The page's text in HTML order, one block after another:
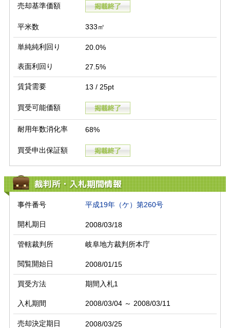
売却基準価額
平米数 333㎡
単純純利回り 20.0%
表面利回り 27.5%
賃貸需要 13 / 25pt
買受可能価額
耐用年数消化率 68%
買受申出保証額
裁判所・入札期間情報
事件番号 平成19年（ケ）第260号
開札期日 2008/03/18
管轄裁判所 岐阜地方裁判所本庁
閲覧開始日 2008/01/15
買受方法 期間入札1
入札期間 2008/03/04 ～ 2008/03/11
売却決定期日 2008/03/25